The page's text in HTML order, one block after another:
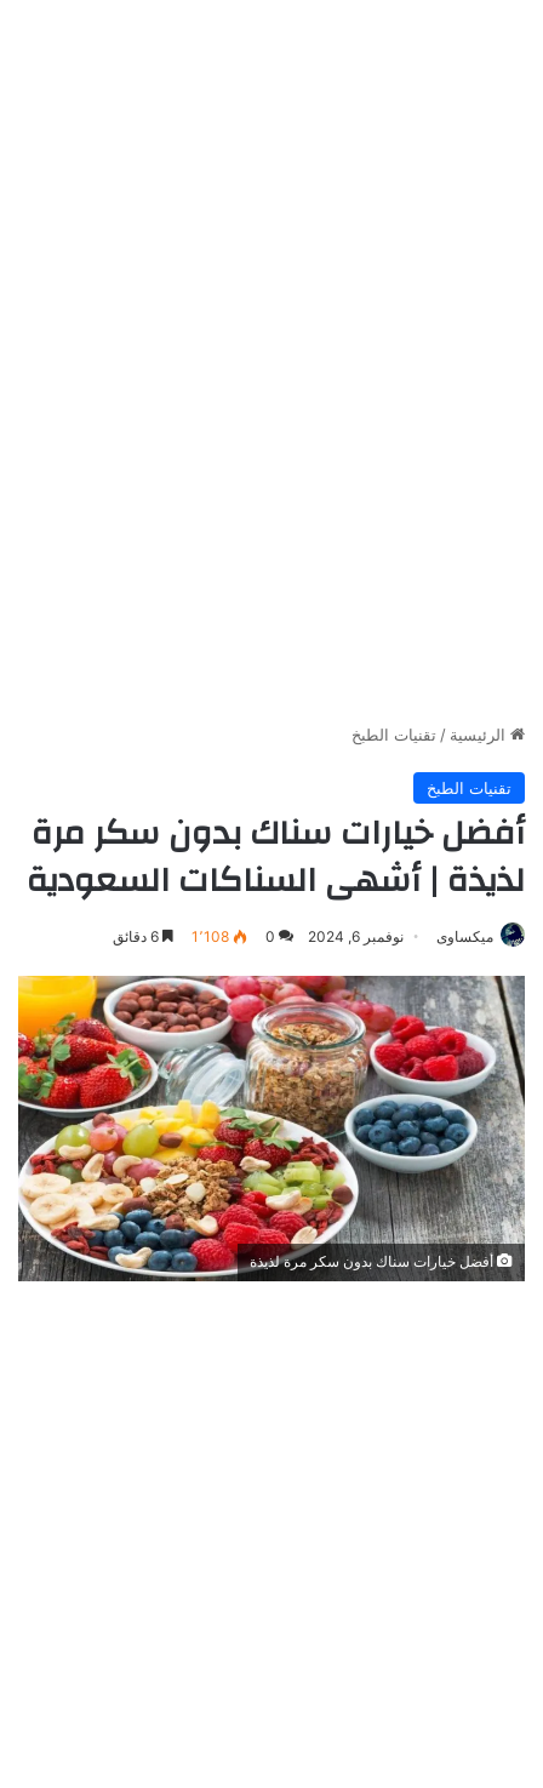
الرئيسية / تقنيات الطبخ
تقنيات الطبخ
أفضل خيارات سناك بدون سكر مرة
لذيذة | أشهى السناكات السعودية
ميكساوى نوفمبر 6, 2024 0 1٬108
أفضل خيارات سناك بدون سكر مرة لذيذة